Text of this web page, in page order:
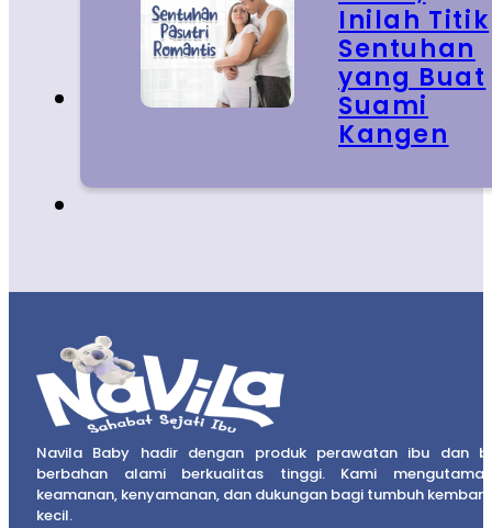
Inilah Titik
Sentuhan
yang Buat
Suami
Kangen
Navila Baby hadir dengan produk perawatan ibu dan
berbahan alami berkualitas tinggi. Kami
keamanan, kenyamanan, dan dukungan bagi tumbuh
kecil.